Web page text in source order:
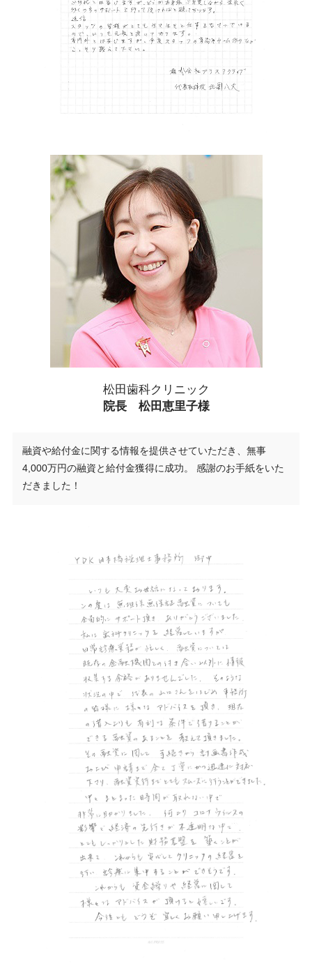
松田歯科クリニック
院長 松田恵里子様
融資や給付金に関する情報を提供させていただき、無事
4,000万円の融資と給付金獲得に成功。 感謝のお手紙をいた
だきました！